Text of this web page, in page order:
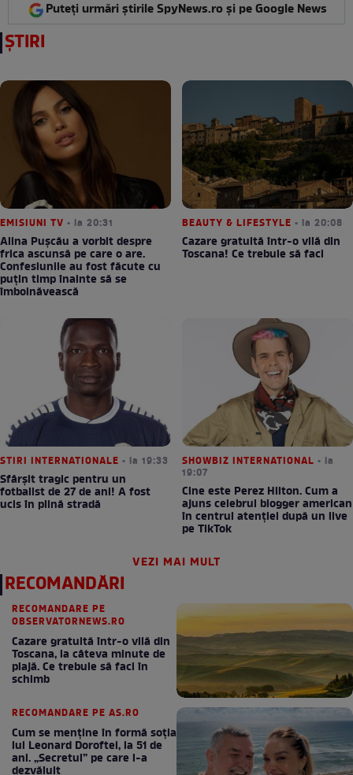
Puteți urmări știrile SpyNews.ro și pe Google News
ȘTIRI
EMISIUNI TV • la 20:31
Alina Pușcău a vorbit despre
frica ascunsă pe care o are.
Confesiunile au fost făcute cu
puțin timp înainte să se
îmbolnăvească
BEAUTY & LIFESTYLE • la 20:08
Cazare gratuită într-o vilă din
Toscana! Ce trebuie să faci
STIRI INTERNATIONALE • la 19:33
Sfârșit tragic pentru un
fotbalist de 27 de ani! A fost
ucis în plină stradă
SHOWBIZ INTERNATIONAL • la
19:07
Cine este Perez Hilton. Cum a
ajuns celebrul blogger american
în centrul atenției după un live
pe TikTok
VEZI MAI MULT
RECOMANDĂRI
RECOMANDARE PE
OBSERVATORNEWS.RO
Cazare gratuită într-o vilă din
Toscana, la câteva minute de
plajă. Ce trebuie să faci în
schimb
RECOMANDARE PE AS.RO
Cum se menţine în formă soţia
lui Leonard Doroftei, la 51 de
ani. „Secretul” pe care l-a
dezvăluit